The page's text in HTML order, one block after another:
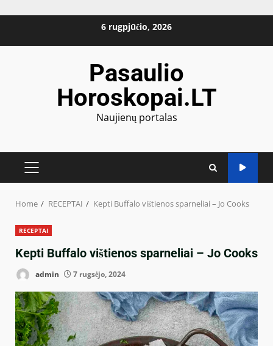
6 rugpjūčio, 2026
Pasaulio
Horoskopai.LT
Naujienų portalas
PRIMARY
Home RECEPTAI Kepti Buffalo vištienos sparneliai – Jo Cooks
RECEPTAI
Kepti Buffalo vištienos sparneliai – Jo Cooks
admin 7 rugsėjo, 2024